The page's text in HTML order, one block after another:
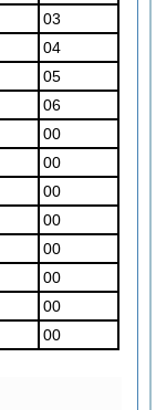
03
04
05
06
00
00
00
00
00
00
00
00